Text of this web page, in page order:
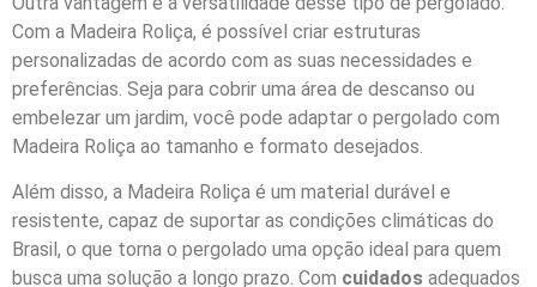
Com a Madeira Roliça, é possível criar estruturas
personalizadas de acordo com as suas necessidades e
preferências. Seja para cobrir uma área de descanso ou
embelezar um jardim, você pode adaptar o pergolado com
Madeira Roliça ao tamanho e formato desejados.
Além disso, a Madeira Roliça é um material durável e
resistente, capaz de suportar as condições climáticas do
Brasil, o que torna o pergolado uma opção ideal para quem
busca uma solução a longo prazo. Com cuidados adequados